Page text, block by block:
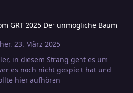
GRT 2025 Der unmögliche Baum
,23. März 2025
es noch nicht gespielt hat und
hier aufhören